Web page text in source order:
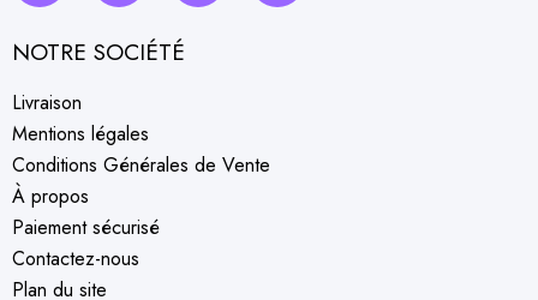
NOTRE SOCIÉTÉ
Livraison
Mentions légales
Conditions Générales de Vente
À propos
Paiement sécurisé
Contactez-nous
Plan du site